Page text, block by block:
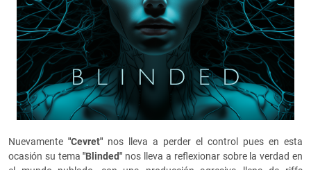
Nuevamente "Cevret" nos lleva a perder el control pues en esta
ocasión su tema"Blinded" nos lleva a reflexionar sobre la verdad en